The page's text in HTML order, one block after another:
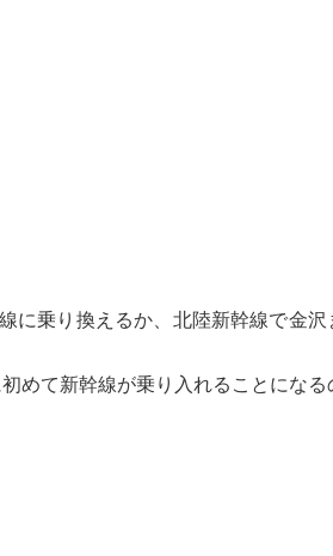
乗り換えるか、北陸新幹線で金
て新幹線が乗り入れることになる